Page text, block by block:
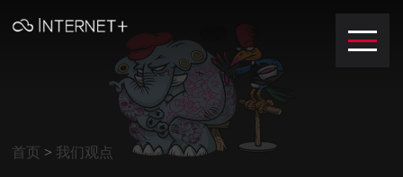
首页 > 我们观点